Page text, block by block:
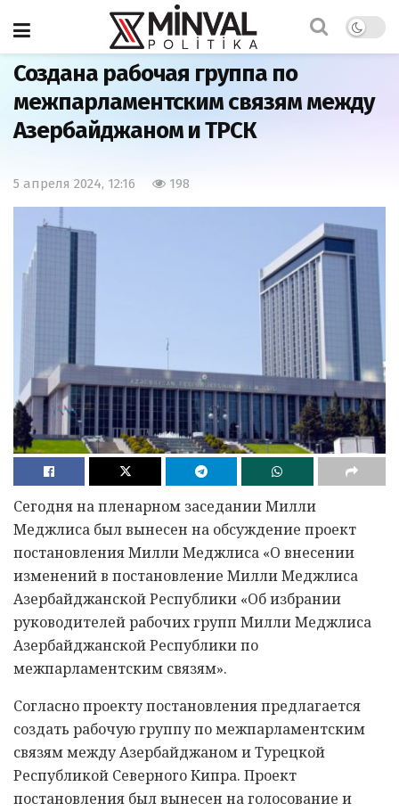
Главная Политика
Создана рабочая группа по
межпарламентским связям между
Азербайджаном и ТРСК
5 апреля 2024, 12:16 198
Сегодня на пленарном заседании Милли
Меджлиса был вынесен на обсуждение проект
постановления Милли Меджлиса «О внесении
изменений в постановление Милли Меджлиса
Азербайджанской Республики «Об избрании
руководителей рабочих групп Милли Меджлиса
Азербайджанской Республики по
межпарламентским связям».
Согласно проекту постановления предлагается
создать рабочую группу по межпарламентским
связям между Азербайджаном и Турецкой
Республикой Северного Кипра. Проект
постановления был вынесен на голосование и